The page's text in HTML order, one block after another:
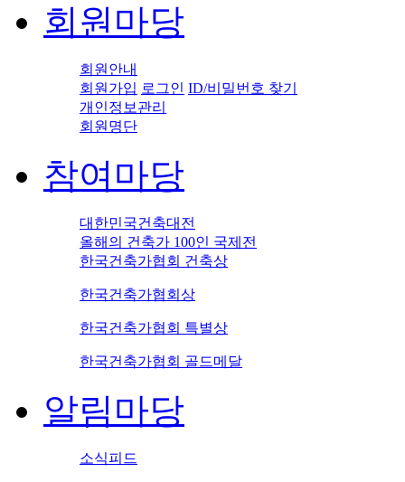
회원마당
회원안내
회원가입 로그인 ID/비밀번호 찾기
개인정보관리
회원명단
참여마당
대한민국건축대전
올해의 건축가 100인 국제전
한국건축가협회 건축상
한국건축가협회상
한국건축가협회 특별상
한국건축가협회 골드메달
알림마당
소식피드